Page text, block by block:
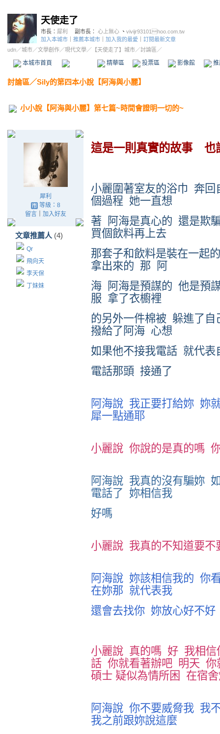
天使走了
市長： 犀利 副市長： 心上無心 、 vivijr93101hoo.com.tw
加入本城市
推薦本城市 加入我的最愛
訂閱最新文章
udn／城市／文學創作／現代文學／ 【天使走了】城市／討論區／
本城市首頁 精華區 投票區 影像館
討論區／Sily的第四本小說【阿海與小麗】
小小說【阿海與小麗】第七篇~時間會證明一切的~
犀利
等級：8
留言｜ 加入好友
文章推薦人 (4)
Qr
飛向天
李天保
丁妹妹
這是一則真實的故事 也
小麗圍著室友的浴巾 奔回
個過程 她一直想
著
阿海是真心的 還是欺
買個飲料再上去
那套子和飲料是裝在一起的
拿出來的 那
阿
海
阿海是預謀的 他是預
服 拿了衣櫥裡
的另外一件棉被 躲進了自
撥給了阿海 心想
如果他不接我電話 就代表
電話那頭 接通了
阿海說 我正要打給妳 妳
犀一點通耶
小麗說 你說的是真的嗎
阿海說 我真的沒有騙妳
電話了 妳相信我
好嗎
小麗說 我真的不知道要不
阿海說 妳該相信我的 你
在妳那 就代表我
還會去找你 妳放心好不好
小麗說 真的嗎 好 我相信
話 你就看著辦吧 明天 你
碩士 疑似為情所困 在宿
阿海說 你不要威脅我 我
我之前跟妳說這麼